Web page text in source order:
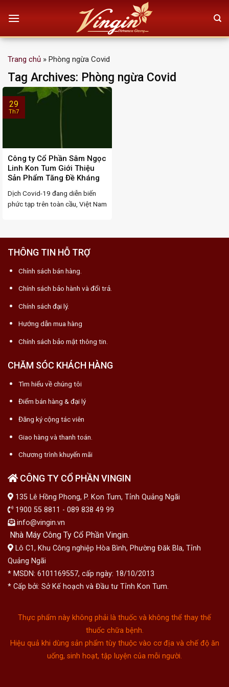
Trang chủ » Phòng ngừa Covid
Tag Archives: Phòng ngừa Covid
Công ty Cổ Phần Sâm Ngọc
Linh Kon Tum Giới Thiệu
Sản Phẩm Tăng Đề Kháng
Dịch Covid-19 đang diễn biến
phức tạp trên toàn cầu, Việt Nam
29
Th7
THÔNG TIN HỖ TRỢ
Chính sách bán hàng.
Chính sách bảo hành và đổi trả.
Chính sách đại lý.
Hướng dẫn mua hàng
Chính sách bảo mật thông tin.
CHĂM SÓC KHÁCH HÀNG
Tìm hiểu về chúng tôi
Điểm bán hàng & đại lý
Đăng ký cộng tác viên
Giao hàng và thanh toán.
Chương trình khuyến mãi
CÔNG TY CỔ PHẦN VINGIN
135 Lê Hồng Phong, P. Kon Tum, Tỉnh Quảng Ngãi
1900 55 8811 - 089 838 49 99
info@vingin.vn
Nhà Máy Công Ty Cổ Phần Vingin.
Lô C1, Khu Công nghiệp Hòa Bình, Phường Đăk Bla, Tỉnh
Quảng Ngãi
* MSDN: 6101169557, cấp ngày: 18/10/2013
* Cấp bởi: Sở Kế hoạch và Đầu tư Tỉnh Kon Tum.
Thực phẩm này không phải là thuốc và không thể thay thế
thuốc chữa bệnh.
Hiệu quả khi dùng sản phẩm tùy thuộc vào cơ địa và chế độ ăn
uống, sinh hoạt, tập luyện của mỗi người.